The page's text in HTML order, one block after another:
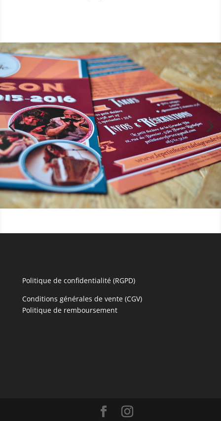
Politique de confidentialité (RGPD)
Conditions générales de vente (CGV)
Politique de remboursement